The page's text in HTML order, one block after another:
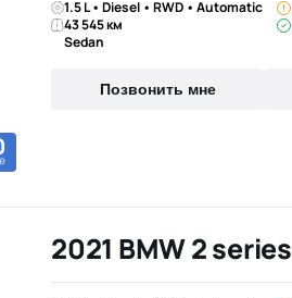
1.5 L • Diesel • RWD • Automatic
43 545 км
Sedan
Позвонить мне
2021 BMW 2 series